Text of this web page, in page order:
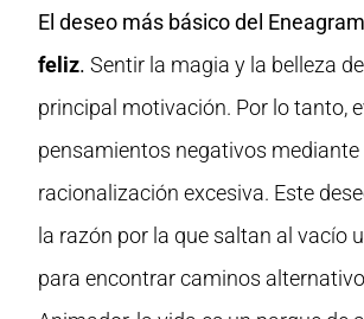
El deseo más básico del
feliz. Sentir la magia y la belleza
principal motivación. Por lo tanto,
pensamientos negativos mediante
racionalización excesiva. Este
la razón por la que saltan al vacío
para encontrar caminos